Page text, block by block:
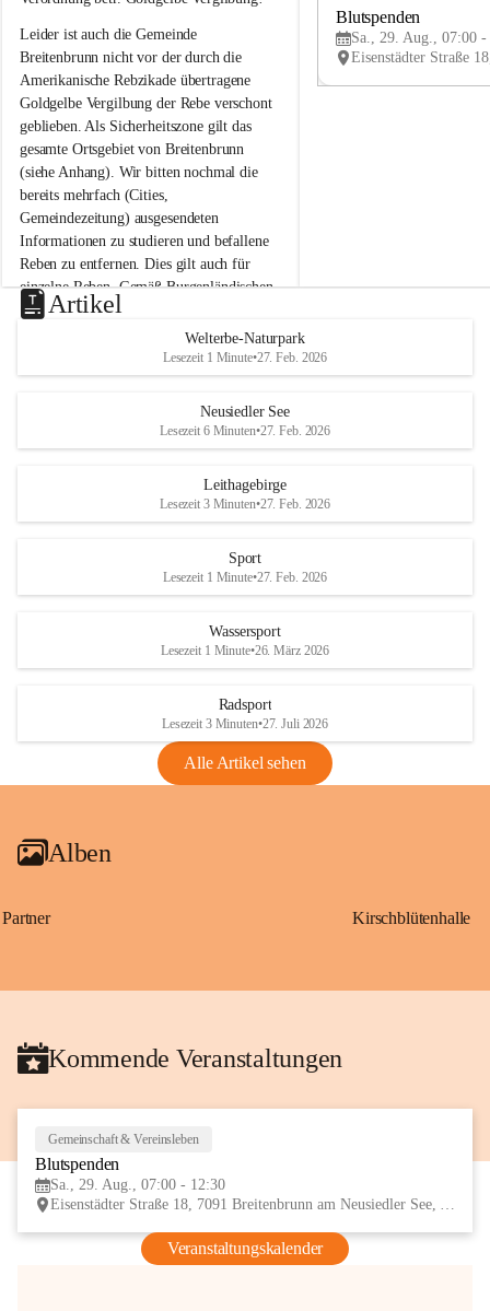
i
t
e
n
b
r
u
n
n
a
m
N
e
u
s
d
S
Leider ist auch die Gemeinde
Breitenbrunn nicht vor der durch die
Amerikanische Rebzikade übertragene
Goldgelbe Vergilbung der Rebe verschont
geblieben. Als Sicherheitszone gilt das
gesamte Ortsgebiet von Breitenbrunn
(siehe Anhang). Wir bitten nochmal die
bereits mehrfach (Cities,
Gemeindezeitung) ausgesendeten
Informationen zu studieren und befallene
Reben zu entfernen. Dies gilt auch für
einzelne Reben. Gemäß Burgenländischen
Weinbaugesetz sind nicht gepflegte oder
unzulässige Weingärten zu roden! Bitte
helfen wir zusammen um unsere Winzer
vor den prognostizierten Ernteausfällen
und den daraus folgenden wirtschaftlichen
Maßnahmen zur Bekämpfung
Rebe und der Amerikanischen
Anhang VBl. EU Nr. 18
1 Seite•1,4 MB
VBl. EU Nr. 18_2026
e
u
e
d
r
S
Blutspenden
Sa., 29. Aug., 07:00 -
Artikel
Welterbe-Naturpark
Lesezeit 1 Minute•27. Feb. 2026
Neusiedler See
Lesezeit 6 Minuten•27. Feb. 2026
Leithagebirge
Lesezeit 3 Minuten•27. Feb. 2026
Sport
Lesezeit 1 Minute•27. Feb. 2026
Wassersport
Lesezeit 1 Minute•26. März 2026
Radsport
Lesezeit 3 Minuten•27. Juli 2026
Alle Artikel sehen
Alben
Partner Kirschblütenhalle
Kommende Veranstaltungen
Gemeinschaft & Vereinsleben
Blutspenden
Sa., 29. Aug., 07:00 - 12:30
Eisenstädter Straße 18, 7091 Breitenbrunn am Neusiedler See, AUT
Veranstaltungskalender